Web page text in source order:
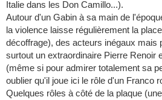
Italie dans les Don Camillo...).
Autour d'un Gabin à sa main de
la violence laisse régulièrement la
décoffrage), des acteurs inégaux mais
surtout un extraordinaire Pierre Renoir
(même si pour admirer totalement sa
oublier qu'il joue ici le rôle d'un Franco
Quelques rôles à côté de la plaque